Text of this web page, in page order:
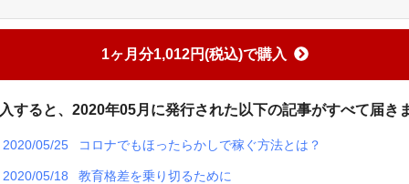
1ヶ月分1,012円(税込)で購入
すると、2020年05月に発行された以下の記事がすべて届き
2020/05/25 コロナでもほったらかしで稼ぐ方法とは？
2020/05/18 教育格差を乗り切るために